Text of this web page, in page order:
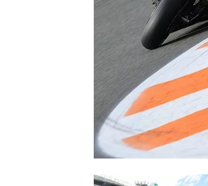
WEC